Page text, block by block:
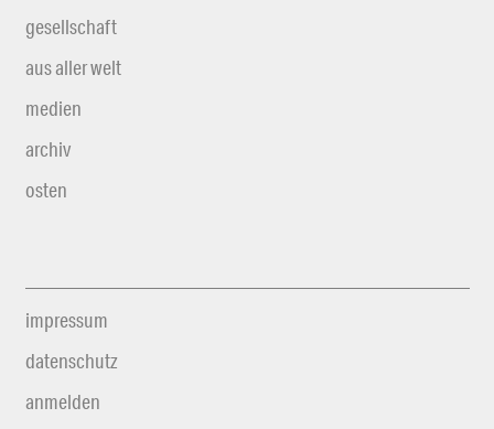
gesellschaft
aus aller welt
medien
archiv
osten
impressum
datenschutz
anmelden